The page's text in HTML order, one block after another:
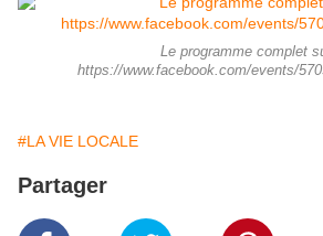
Le programme complet
https://www.facebook.com/events/
#LA VIE LOCALE
Partager